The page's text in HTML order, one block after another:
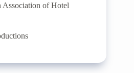
Association of Hotel